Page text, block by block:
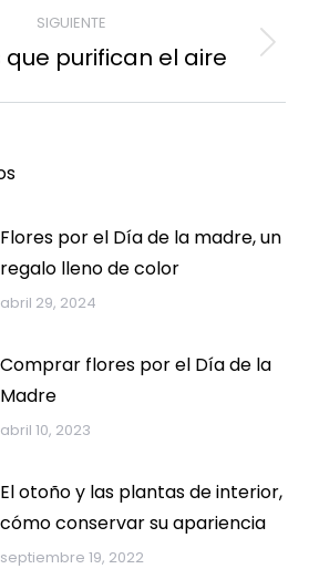
SIGUIENTE
Publicación
que purifican el aire
Flores por el Día de la madre, un
regalo lleno de color
abril 29, 2024
Comprar flores por el Día de la
Madre
abril 10, 2023
El otoño y las plantas de interior,
cómo conservar su apariencia
septiembre 19, 2022